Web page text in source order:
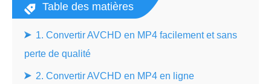
Table des matières
1. Convertir AVCHD en MP4 facilement et sans
perte de qualité
2. Convertir AVCHD en MP4 en ligne